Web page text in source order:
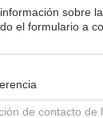
sobre
el formulario a